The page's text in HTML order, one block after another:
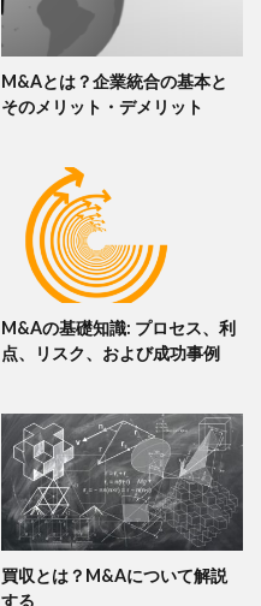
M&Aとは？企業統合の基本と
そのメリット・デメリット
M&Aの基礎知識: プロセス、利
点、リスク、および成功事例
買収とは？M&Aについて解説
する